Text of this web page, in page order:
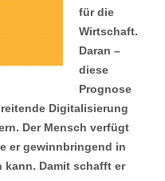
für die
Wirtschaft.
Daran –
diese
Prognose
Digitalisierung
Der Mensch verfügt
er gewinnbringend in
kann. Damit schafft er